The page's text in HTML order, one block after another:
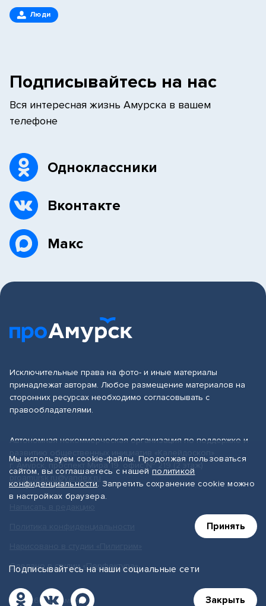
Люди
Подписывайтесь на нас
Вся интересная жизнь Амурска в вашем
телефоне
Одноклассники
Вконтакте
Макс
Исключительные права на фото- и иные материалы
принадлежат авторам. Любое размещение материалов на
сторонних ресурсах необходимо согласовывать с
правообладателями.
Автономная некоммерческая организация по поддержке и
г. Амурск, проспект Мира 19, офис № 219 (2 этаж)
proamursk.ru@yandex.ru
Сделано в студии «Перфектура»
© 2026, ПроАмурск
Мы используем cookie-файлы. Продолжая пользоваться
сайтом, вы соглашаетесь с нашей политикой
конфиденциальности. Запретить сохранение cookie можно
в настройках браузера.
Принять
Подписывайтесь на наши социальные сети
Закрыть